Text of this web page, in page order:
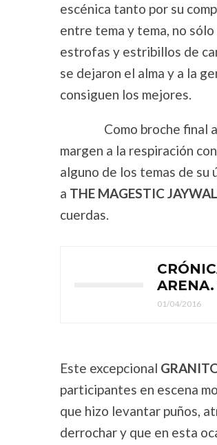
escénica tanto por su
entre tema y tema, no
estrofas y estribillos de
se dejaron el alma y a la
consiguen los mejores.
Como broche final
margen a la respiración
alguno de los temas de su
a THE MAGESTIC
cuerdas.
01/04/2016
Este excepcional
participantes en escena
que hizo levantar puños,
derrochar y que en esta